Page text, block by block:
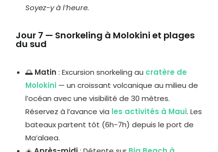
Soyez-y à l’heure.
Jour 7 — Snorkeling à Molokini et plages
du sud
🌅 Matin : Excursion snorkeling au cratère de
Molokini — un croissant volcanique au milieu de
l’océan avec une visibilité de 30 mètres.
Réservez à l’avance via les activités à Maui. Les
bateaux partent tôt (6h-7h) depuis le port de
Ma’alaea.